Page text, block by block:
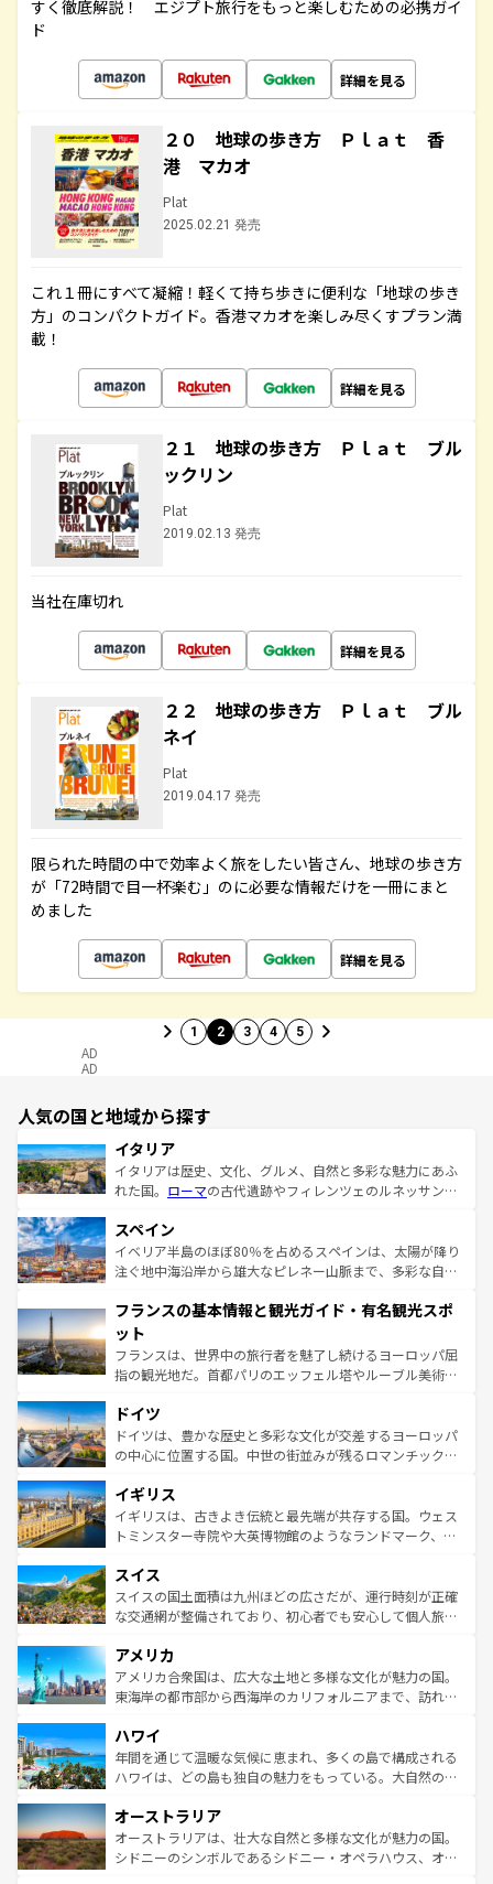
すく徹底解説！ エジプト旅行をもっと楽しむための必携ガイ
ド
詳細を見る
２０ 地球の歩き方 Ｐｌａｔ 香
港 マカオ
Plat
2025.02.21 発売
これ１冊にすべて凝縮！軽くて持ち歩きに便利な「地球の歩き
方」のコンパクトガイド。香港マカオを楽しみ尽くすプラン満
載！
詳細を見る
２１ 地球の歩き方 Ｐｌａｔ ブル
ックリン
Plat
2019.02.13 発売
当社在庫切れ
詳細を見る
２２ 地球の歩き方 Ｐｌａｔ ブル
ネイ
Plat
2019.04.17 発売
限られた時間の中で効率よく旅をしたい皆さん、地球の歩き方
が「72時間で目一杯楽む」のに必要な情報だけを一冊にまと
めました
詳細を見る
1 2 3 4 5
AD
AD
人気の国と地域から探す
イタリア
イタリアは歴史、文化、グルメ、自然と多彩な魅力にあふ
れた国。 ローマの古代遺跡やフィレンツェのルネッサンス
ろん、トスカーナの美しい田園風景やアマルフィ海岸の絶
景など、自然景観も見逃せない。観光の合間には、本場の
ピザやパスタなど、絶品のイタリア料理を堪能することも
ませてくれるイタリアで、忘れられない旅をしてみよう！
なお、新着のイタリア情報は
しい。
スペイン
イベリア半島のほぼ80％を占めるスペインは、太陽が降り
注ぐ地中海沿岸から雄大なピレネー山脈まで、多彩な自然
文化が根付くこの国では、情熱的なフラメンコ、熱気あふ
れる闘牛、そして美味しいタパスが生活の一部となってい
る。首都マドリードの洗練された雰囲気や、バルセロナの
アートに溢れた街角から、地方では古代ローマ遺跡や中世
せる。地方によって風土や気候が異なるスペインはその個
性で訪れる人を魅了する。 なお、新着のスペイン情報は コ
ンテンツ一覧を参照してほしい。
フランスの基本情報と観光ガイド・有名観光スポ
ット
フランスは、世界中の旅行者を魅了し続けるヨーロッパ屈
指の観光地だ。首都パリのエッフェル塔やルーブル美術館
で、幅広い魅力が詰まっている。華麗な宮殿、歴史的な大
聖堂、美しいビーチ、そして豊かな自然が、訪れる者を心
から魅了する。また、フランスは美食の国としても知ら
いる。シャンパンの発祥地であるランス、プロヴァンスの
香り高いラベンダー畑など、多彩な楽しみ方が可能だ。さ
らに、パリ以外の地域にも魅力が溢れており、どの街角に
れる地方に足を運ぶとそれぞれで全く異なる文化を体験で
きるだろう。 なお、新着のフランス情報はコンテンツ一覧
を参照してほしい。
ドイツ
ドイツは、豊かな歴史と多彩な文化が交差するヨーロッパ
の中心に位置する国。中世の街並みが残るロマンチック街
顔を持つこの国は、どこを歩いても飽きることがない。ベ
ルリンの文化的活気、バイエルン州のアルプスの絶景、そ
してライン川沿いのワイン畑といった風景は必見。ビール
は、お酒好きな人にはぜひ体験してほしい。 なお、新着の
ドイツ情報はコンテンツ一覧を参照してほしい。
イギリス
イギリスは、古きよき伝統と最先端が共存する国。ウェス
トミンスター寺院や大英博物館のようなランドマーク、歴
リアごとに異なる魅力がある。また、優雅なアフタヌーン
ティー、ビール好きにはたまらない英国パブ、サッカー観
戦など、本場だからこそできる体験も豊富。イギリスを旅
ンツ一覧を参照してほしい。
スイス
スイスの国土面積は九州ほどの広さだが、運行時刻が正確
な交通網が整備されており、初心者でも安心して個人旅行
の建物がそのまま残る町や、スイスならではのユニークな
博物館もあり、アルプス観光だけでなく町歩きも満喫する
ことができる。国民の所得が高いため物価も高いが、旅行
ば市内交通費無料で観光を楽しむこともできる。 なお、新
着のスイス情報はコンテンツ一覧 を参照してほしい。
アメリカ
アメリカ合衆国は、広大な土地と多様な文化が魅力の国。
東海岸の都市部から西海岸のカリフォルニアまで、訪れる
のような巨大都市は、観光、ショッピング、エンターテイ
ンメントが詰まった刺激的なスポットだ。一方、アメリカ
西部には大自然が広がり、グランドキャニオンやイエロー
部のニューオーリンズでは、音楽と美食が融合した独特の
文化が魅力。旅行者はアメリカの各地域で異なる魅力を楽
しみながら、その多様性と豊かな歴史を感じることができ
ハワイ
年間を通じて温暖な気候に恵まれ、多くの島で構成される
ハワイは、どの島も独自の魅力をもっている。大自然の神
ワイ島は見逃せない。また、定番の観光地といえばオアフ
島だが、静かな自然を求めるならマウイ島やカウアイ島が
おすすめ。エメラルドグリーンに輝く海をはじめ、豊かな
オーストラリア
オーストラリアは、壮大な自然と多様な文化が魅力の国。
シドニーのシンボルであるシドニー・オペラハウス、オー